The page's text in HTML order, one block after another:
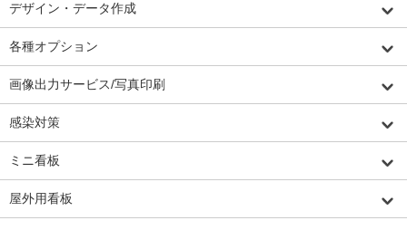
デザイン・データ作成
各種オプション
画像出力サービス/写真印刷
感染対策
ミニ看板
屋外用看板